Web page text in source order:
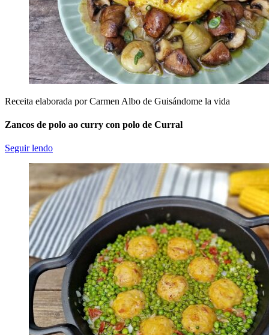
Receita elaborada por Carmen Albo de Guisándome la vida
Zancos de polo ao curry con polo de Curral
Seguir lendo